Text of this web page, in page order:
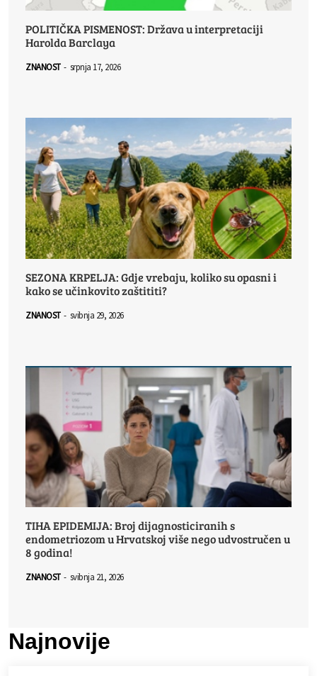
POLITIČKA PISMENOST: Država u interpretaciji
Harolda Barclaya
ZNANOST - srpnja 17, 2026
SEZONA KRPELJA: Gdje vrebaju, koliko su opasni i
kako se učinkovito zaštititi?
ZNANOST - svibnja 29, 2026
TIHA EPIDEMIJA: Broj dijagnosticiranih s
endometriozom u Hrvatskoj više nego udvostručen u
8 godina!
ZNANOST - svibnja 21, 2026
Najnovije